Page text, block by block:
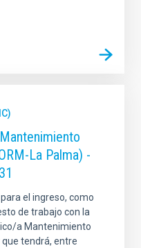
La Palma) -
el ingreso, como
de trabajo con la
a Mantenimiento
que tendrá, entre